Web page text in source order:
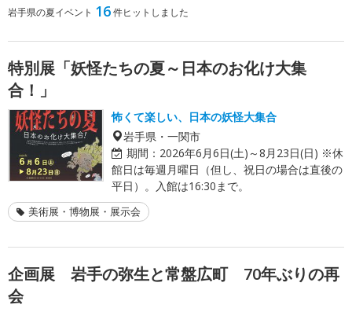
岩手県の夏イベント 16件ヒットしました
特別展「妖怪たちの夏～日本のお化け大集
合！」
怖くて楽しい、日本の妖怪大集合
岩手県・一関市
期間： 2026年6月6日(土)～8月23日(日) ※休
館日は毎週月曜日（但し、祝日の場合は直後の
平日）。入館は16:30まで。
美術展・博物展・展示会
企画展 岩手の弥生と常盤広町 70年ぶりの再
会